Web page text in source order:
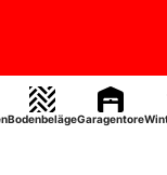
BodenbelägeGaragentore
Charakter –